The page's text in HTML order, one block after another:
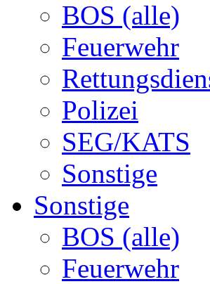
BOS (alle)
Feuerwehr
Polizei
SEG/KATS
Sonstige
Sonstige
BOS (alle)
Feuerwehr